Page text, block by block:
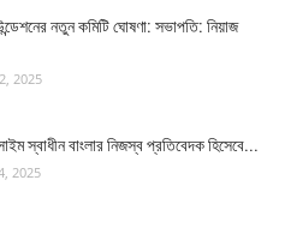
নতুন কমিটি ঘোষণা: সভাপতি: নিয়াজ
2025
স্বাধীন বাংলার নিজস্ব প্রতিবেদক হিসেবে...
2025